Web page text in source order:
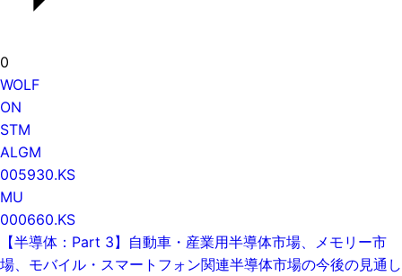
0
WOLF
ON
STM
ALGM
005930.KS
MU
000660.KS
【半導体：Part 3】自動車・産業用半導体市場、メモリー市
場、モバイル・スマートフォン関連半導体市場の今後の見通し